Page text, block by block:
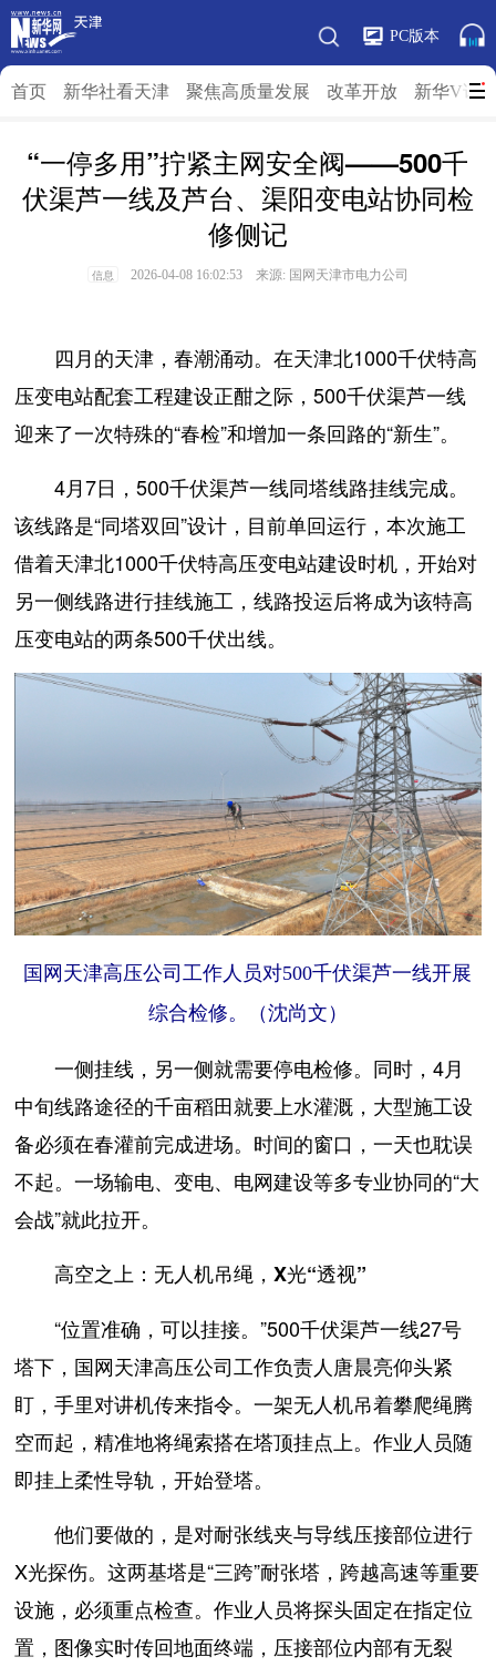
PC版本
首页 新华社看天津 聚焦高质量发展 改革开放 新华V访
“一停多用”拧紧主网安全阀——500千
伏渠芦一线及芦台、渠阳变电站协同检
修侧记
信息 2026-04-08 16:02:53 来源: 国网天津市电力公司
四月的天津，春潮涌动。在天津北1000千伏特高
压变电站配套工程建设正酣之际，500千伏渠芦一线
迎来了一次特殊的“春检”和增加一条回路的“新生”。
4月7日，500千伏渠芦一线同塔线路挂线完成。
该线路是“同塔双回”设计，目前单回运行，本次施工
借着天津北1000千伏特高压变电站建设时机，开始对
另一侧线路进行挂线施工，线路投运后将成为该特高
压变电站的两条500千伏出线。
国网天津高压公司工作人员对500千伏渠芦一线开展
综合检修。（沈尚文）
一侧挂线，另一侧就需要停电检修。同时，4月
中旬线路途径的千亩稻田就要上水灌溉，大型施工设
备必须在春灌前完成进场。时间的窗口，一天也耽误
不起。一场输电、变电、电网建设等多专业协同的“大
会战”就此拉开。
高空之上：无人机吊绳，X光“透视”
“位置准确，可以挂接。”500千伏渠芦一线27号
塔下，国网天津高压公司工作负责人唐晨亮仰头紧
盯，手里对讲机传来指令。一架无人机吊着攀爬绳腾
空而起，精准地将绳索搭在塔顶挂点上。作业人员随
即挂上柔性导轨，开始登塔。
他们要做的，是对耐张线夹与导线压接部位进行
X光探伤。这两基塔是“三跨”耐张塔，跨越高速等重要
设施，必须重点检查。作业人员将探头固定在指定位
置，图像实时传回地面终端，压接部位内部有无裂